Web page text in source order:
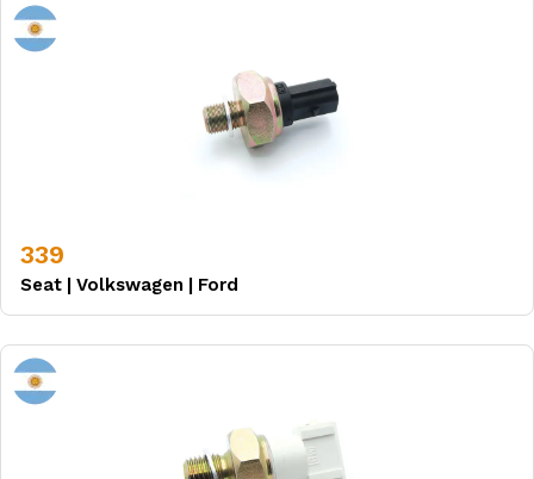
339
Seat | Volkswagen | Ford